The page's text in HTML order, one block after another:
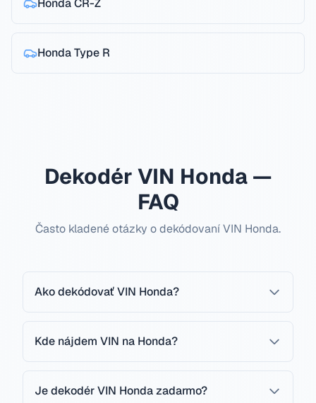
HondaCR-Z
HondaType R
Dekodér VIN Honda —
FAQ
Často kladené otázky o dekódovaní VIN Honda.
Ako dekódovať VIN Honda?
Kde nájdem VIN na Honda?
Je dekodér VIN Honda zadarmo?